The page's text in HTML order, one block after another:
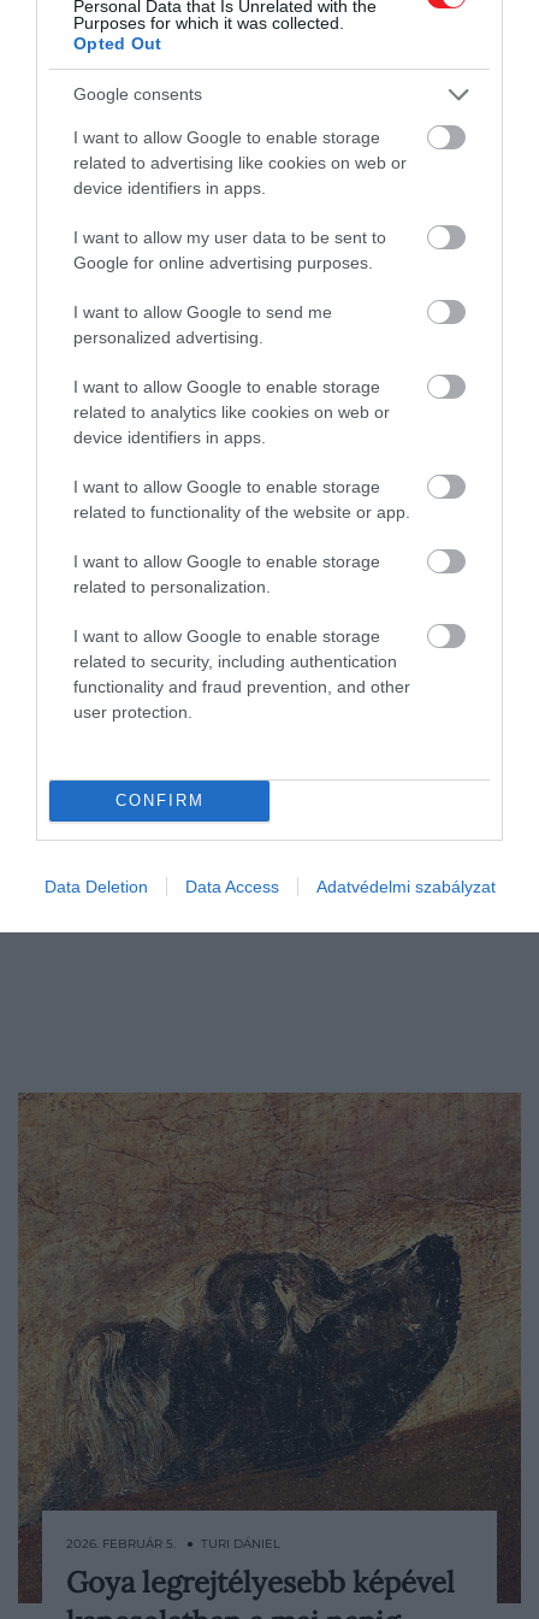
Personal Data that Is Unrelated with the
Purposes for which it was collected.
Opted Out
Google consents
I want to allow Google to enable storage
related to advertising like cookies on web or
device identifiers in apps.
I want to allow my user data to be sent to
Google for online advertising purposes.
I want to allow Google to send me
personalized advertising.
I want to allow Google to enable storage
related to analytics like cookies on web or
device identifiers in apps.
I want to allow Google to enable storage
related to functionality of the website or app.
I want to allow Google to enable storage
related to personalization.
I want to allow Google to enable storage
related to security, including authentication
functionality and fraud prevention, and other
user protection.
CONFIRM
Data Deletion Data Access Adatvédelmi szabályzat
A kutyákat nem véletlenül hívjuk az
ember legjobb barátjának: több mint
tizenötezer éve élnek mellettünk,
hideget, de ami igazán különlegessé teszi
történelem során volt…
2026. FEBRUÁR 9. ● TURI DÁNIEL
A történelem 6 leghűségesebb
kutyájának története
könnyeket…
TURI DÁNIEL
A művészettörténetben kevés olyan
2026. FEBRUÁR 5. ● TURI DÁNIEL
Goya legrejtélyesebb képével